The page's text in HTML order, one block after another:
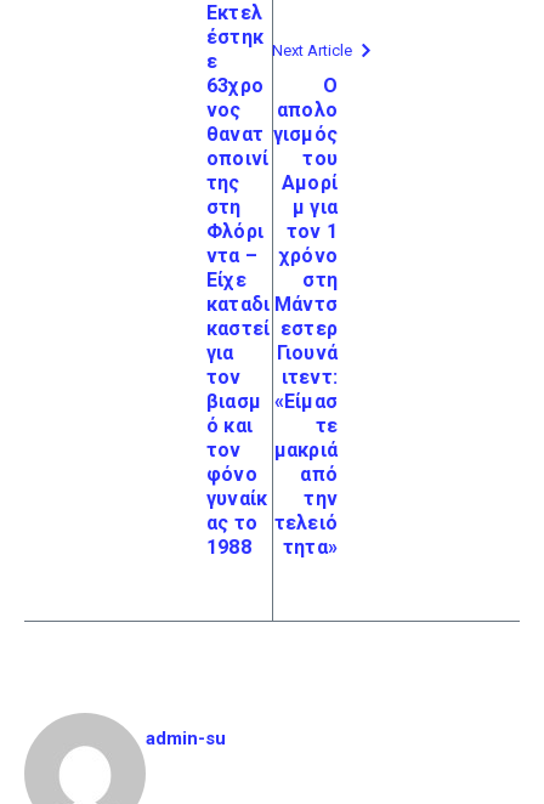
Εκτελ
έστηκ
ε
63χρο
νος
θανατ
οποινί
της
στη
Φλόρι
ντα –
Είχε
καταδι
καστεί
για
τον
βιασμ
ό και
τον
φόνο
γυναίκ
ας το
1988
Next Article
Ο
απολο
γισμός
του
Αμορί
μ για
τον 1
χρόνο
στη
Μάντσ
εστερ
Γιουνά
ιτεντ:
«Είμασ
τε
μακριά
από
την
τελειό
τητα»
admin-su